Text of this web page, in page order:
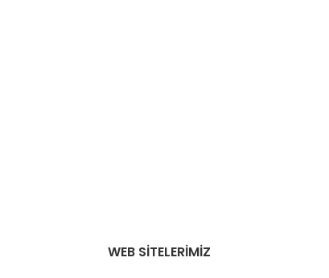
WEB SITELERIMIZ